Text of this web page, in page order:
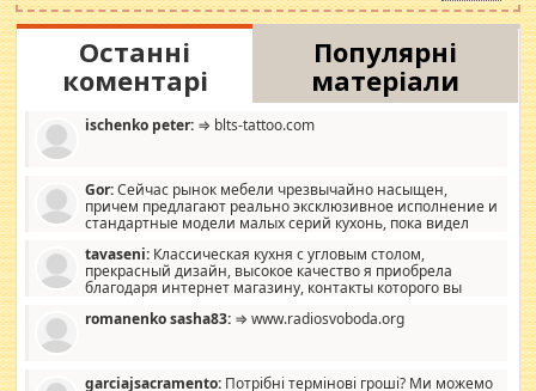
Останні
коментарі
Популярні
матеріали
ischenko peter: ⇒ blts-tattoo.com
Gor:Сейчас рынок мебели чрезвычайно насыщен,
причем предлагают реально эксклюзивное исполнение и
стандартные модели малых серий кухонь, пока видел
стандартные формы, в MebelOk, креативненько и что главное -
со вкусом все в порядке, без ненужных наворотов удорожающих
мебель, а это не последний фактор.
tavaseni: Классическая кухня с угловым столом,
прекрасный дизайн, высокое качество я приобрела
благодаря интернет магазину, контакты которого вы
romanenko sasha83: ⇒ www.radiosvoboda.org
garciajsacramento: Потрібні термінові гроші? Ми можемо